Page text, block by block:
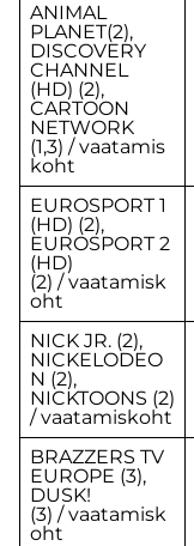
ANIMAL
PLANET(2),
DISCOVERY
CHANNEL
(HD) (2),
CARTOON
NETWORK
(1,3) / vaatamis
koht
EUROSPORT 1
(HD) (2),
EUROSPORT 2
(HD)
(2) / vaatamisk
oht
NICK JR. (2),
NICKELODEO
N (2),
NICKTOONS (2)
/ vaatamiskoht
BRAZZERS TV
EUROPE (3),
DUSK!
(3) / vaatamisk
oht